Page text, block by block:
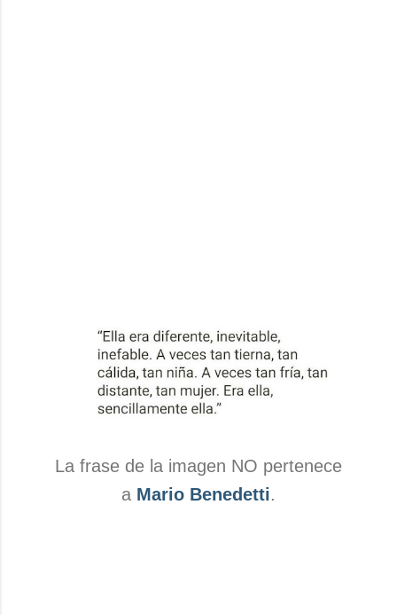
La frase de la imagen NO pertenece
a Mario Benedetti.